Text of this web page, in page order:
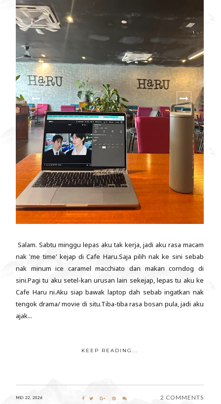
Salam. Sabtu minggu lepas aku tak kerja, jadi aku rasa macam
nak 'me time' kejap di Cafe Haru.Saja pilih nak ke sini sebab
nak minum ice caramel macchiato dan makan corndog di
sini.Pagi tu aku setel-kan urusan lain sekejap, lepas tu aku ke
Cafe Haru ni.Aku siap bawak laptop dah sebab ingatkan nak
tengok drama/ movie di situ.Tiba-tiba rasa bosan pula, jadi aku
ajak...
KEEP READING...
MEI 22, 2026 2 COMMENTS